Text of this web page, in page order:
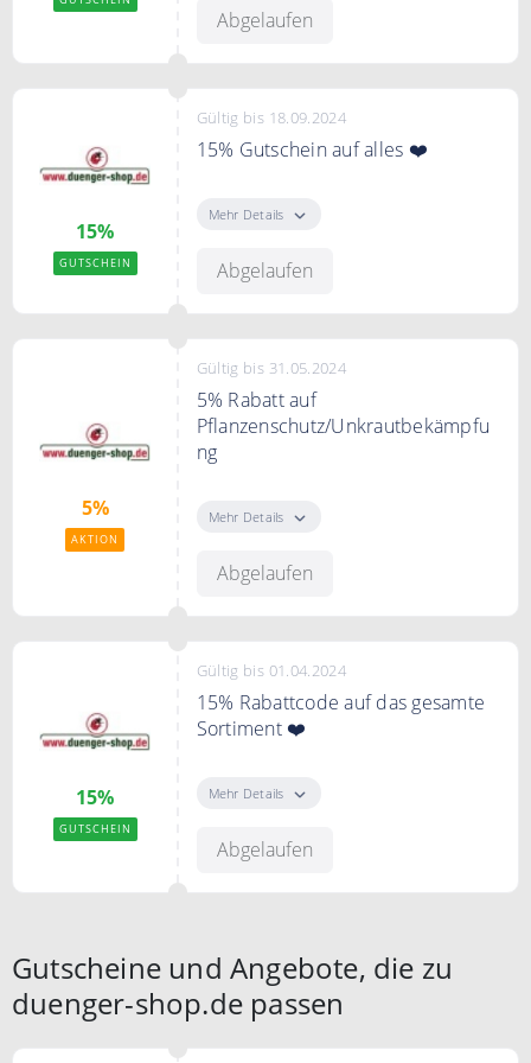
Abgelaufen
15%
GUTSCHEIN
Gültig bis 18.09.2024
15% Gutschein auf alles ❤️
Rabatt auf das gesamte Sortiment.
Mehr Details
Abgelaufen
5%
AKTION
Gültig bis 31.05.2024
5% Rabatt auf
Pflanzenschutz/Unkrautbekämpfu
ng
Dünger Shop bis zu 6% Rabatt auf
ng Produkte
Mehr Details
Abgelaufen
15%
GUTSCHEIN
Gültig bis 01.04.2024
15% Rabattcode auf das gesamte
Sortiment ❤️
Kasse und sichern Sie sich ganze
Mehr Details
Abgelaufen
Gutscheine und Angebote, die zu
duenger-shop.de passen